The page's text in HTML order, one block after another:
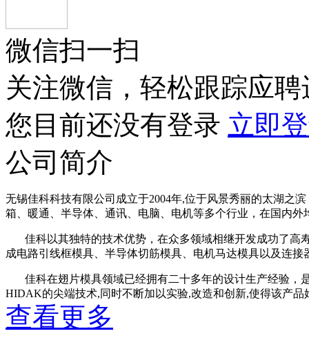
微信扫一扫
关注微信，轻松跟踪应聘
您目前还没有登录 立即
公司简介
无锡佳科科技有限公司成立于2004年,位于风景秀丽的太湖之
箱、暖通、半导体、通讯、电脑、电机等多个行业，在国内外
佳科以其独特的技术优势，在众多领域相继开发成功了高
成电路引线框模具、半导体切筋模具、电机马达模具以及连
佳科在翅片模具领域已经拥有二十多年的设计生产经验，
HIDAK的尖端技术,同时不断加以实验,改造和创新,使得该产
产情况下,通过合理的备件更换,其使用寿命可达15-25年以上.
提升,产品远销欧,美,非,大洋洲及东南亚等二十多个国家和地区
查看更多